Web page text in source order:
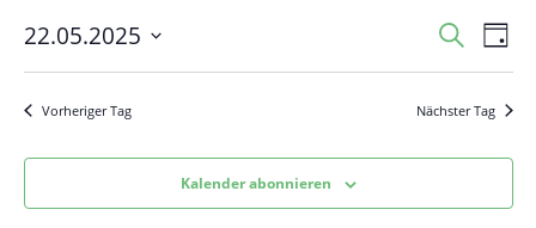
Mai
Suche
Suche
Tag
22.05.2025
Vorheriger Tag Nächster Tag
Kalender abonnieren